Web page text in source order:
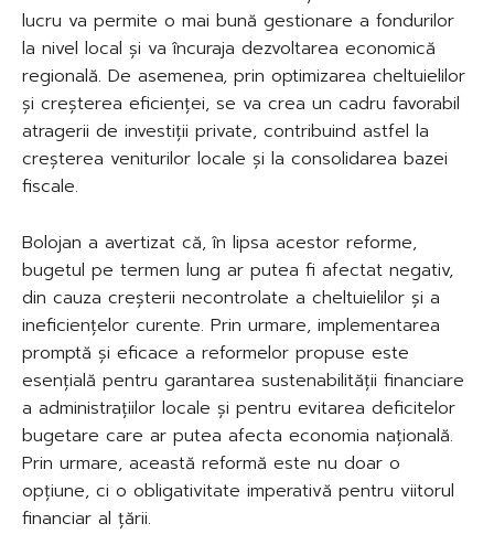
lucru va permite o mai bună gestionare a fondurilor
la nivel local și va încuraja dezvoltarea economică
regională. De asemenea, prin optimizarea cheltuielilor
și creșterea eficienței, se va crea un cadru favorabil
atragerii de investiții private, contribuind astfel la
creșterea veniturilor locale și la consolidarea bazei
fiscale.
Bolojan a avertizat că, în lipsa acestor reforme,
bugetul pe termen lung ar putea fi afectat negativ,
din cauza creșterii necontrolate a cheltuielilor și a
ineficiențelor curente. Prin urmare, implementarea
promptă și eficace a reformelor propuse este
esențială pentru garantarea sustenabilității financiare
a administrațiilor locale și pentru evitarea deficitelor
bugetare care ar putea afecta economia națională.
Prin urmare, această reformă este nu doar o
opțiune, ci o obligativitate imperativă pentru viitorul
financiar al țării.